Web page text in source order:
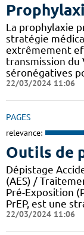
La prophylaxie
stratégie
extrêmement
transmission du
séronégatives
22/03/2024 11:06
PAGES
relevance:
Outils de
Dépistage
(AES) /
Pré-Exposition
PrEP, est une
22/03/2024 11:06